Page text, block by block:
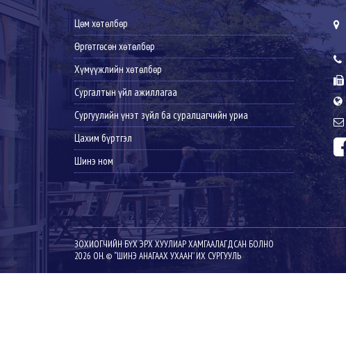
Цөм хөтөлбөр
Өргөтгөсөн хөтөлбөр
Хүмүүжлийн хөтөлбөр
Сургалтын үйл ажиллагаа
Сургуулийн үнэт зүйл ба суралцагчийн уриа
Цахим бүртгэл
Шинэ ном
ЗОХИОГЧИЙН БҮХ ЭРХ ХУУЛИАР ХАМГААЛАГДСАН БОЛНО
2026 ОН. © “ШИНЭ АНАГААХ УХААН” ИХ СУРГУУЛЬ